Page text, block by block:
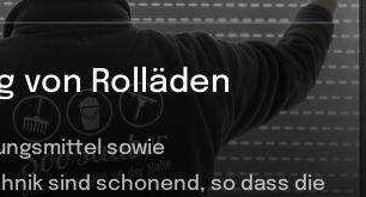
von Rolläden
sowie
sind schonend, so dass die